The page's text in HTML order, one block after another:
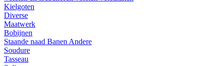
Kielgoten
Diverse
Maatwerk
Bobijnen
Staande naad Banen Andere
Soudure
Tasseau